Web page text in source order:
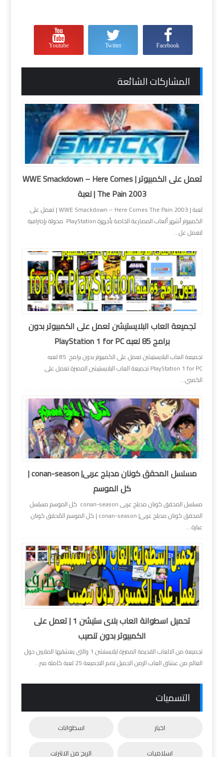
Facebook
Twitter
Youtube
المشاركات الشائعة
تعمل على الكمبيوتر | WWE Smackdown – Here Comes
The Pain 2003 | لعبة
لعبة | WWE Smackdown – Here Comes The Pain 2003 | تعمل على
الكمبيوتر أشهر ألعاب المصارعة الخاصة بأجهزة PlayStation محولة بإحترافية
لتعمل عل...
تجميعة العاب البلايستيشن تعمل على الكمبيوتر بدون
برامج 85 لعبه PlayStation 1 for PC
تجميعة العاب البلايستيشن تعمل على الكمبيوتر بدون برامج 85 لعبه
PlayStation 1 for PC تجميعة العاب البلايستيشن المميزة تعمل على
الكمبي...
مسلسل المحقق كونان مدبلج عربى| conan-season |
كل الموسم
مسلسل المحقق كونان مدبلج عربى conan-season كل الموسم مسلسل
المحقق كونان مدبلج عربى| conan-season | كل الموسم المُحقق كونان
عبارة ...
تحميل اسطوانة العاب بلاى ستيشن 1 | تعمل على
الكمبيوتر بدون تنصيب
تجميعة من الالعاب القديمة المميزة لبلايستشن 1 والتى يعشقها الملايين حول
العالم من عشاق العاب الزمن الجميل تضم التجميعة 25 لعبة كاملة مبر...
التسميات
اخبار اسطوانات
اسلاميات الربح من الانترنت